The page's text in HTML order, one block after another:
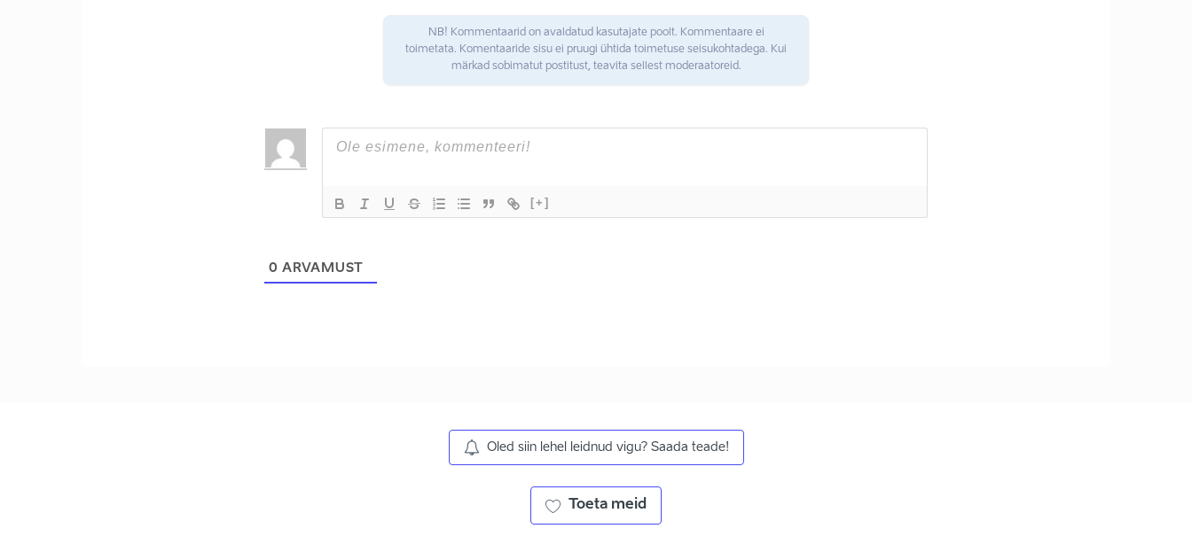
NB! Kommentaarid on avaldatud kasutajate poolt. Kommentaare ei
toimetata. Komentaaride sisu ei pruugi ühtida toimetuse seisukohtadega. Kui
märkad sobimatut postitust, teavita sellest moderaatoreid.
[+]
0 ARVAMUST
Oled siin lehel leidnud vigu? Saada teade!
Toeta meid